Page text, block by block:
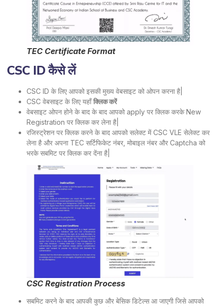
TEC Certificate Format
CSC ID कैसे लें
CSC ID के लिए आपको इसकी मुख्य वेबसाइट को ओपन करना है|
CSC वेबसाइट के लिए यहाँक्लिक करें
वेबसाइट ओपन होने के बाद के बाद आपको apply पर क्लिक करके New
Registration पर क्लिक कर लेना है|
रजिस्ट्रेशन पर क्लिक करने के बाद आपको सलेक्ट में CSC VLE सेलेक्ट कर
लेना है और अपना TEC सर्टिफिकेट नंबर, मोबाइल नंबर और Captcha को
भरके सबमिट पर क्लिक कर देंना है|
CSC Registration Process
सबमिट करने के बाद आपकी कुछ और बेसिक डिटेल्स आ जाएगी जिसे आपको